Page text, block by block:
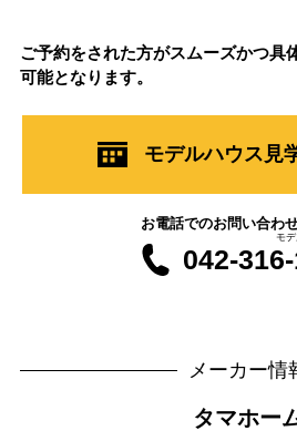
ご予約をされた方がスムーズかつ具
可能となります。
モデルハウス見
お電話でのお問い合わ
042-
モ
メーカー情
タマホー